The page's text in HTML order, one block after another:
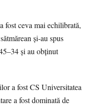
fost ceva mai echilibrată,
și-au spus
și au obținut
a fost CS Universitatea
a fost dominată de